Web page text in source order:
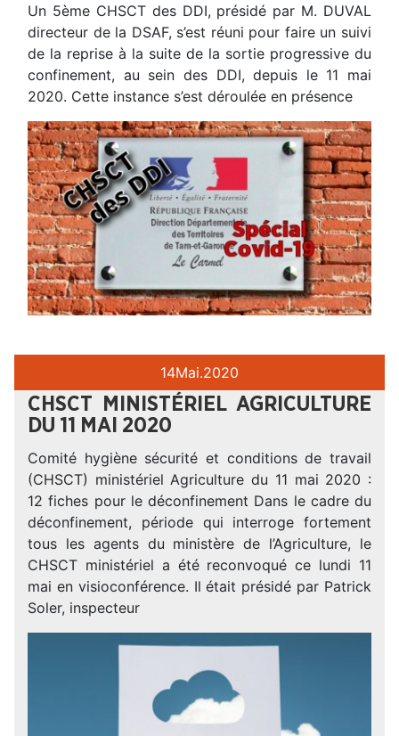
Un 5ème CHSCT des DDI, présidé par M. DUVAL
directeur de la DSAF, s’est réuni pour faire un suivi
de la reprise à la suite de la sortie progressive du
confinement, au sein des DDI, depuis le 11 mai
2020. Cette instance s’est déroulée en présence
14Mai.2020
CHSCT MINISTÉRIEL AGRICULTURE
DU 11 MAI 2020
Comité hygiène sécurité et conditions de travail
(CHSCT) ministériel Agriculture du 11 mai 2020 :
12 fiches pour le déconfinement Dans le cadre du
déconfinement, période qui interroge fortement
tous les agents du ministère de l’Agriculture, le
CHSCT ministériel a été reconvoqué ce lundi 11
mai en visioconférence. Il était présidé par Patrick
Soler, inspecteur